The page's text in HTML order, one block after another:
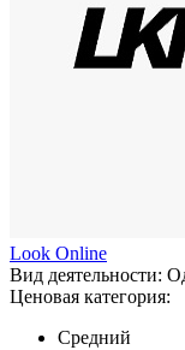
Look Online
Вид деятельности:
Ценовая категория:
Средний